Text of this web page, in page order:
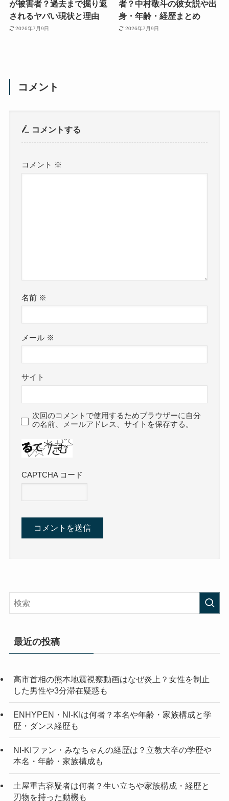
が被害者？過去まで掘り返
されるヤバい現状と理由
2026年7月9日
者？中村敬斗の彼女説や出
身・年齢・経歴まとめ
2026年7月9日
コメント
コメントする
コメント ※
名前 ※
メール ※
サイト
次回のコメントで使用するためブラウザーに自分
の名前、メールアドレス、サイトを保存する。
CAPTCHA コード
最近の投稿
高市首相の熊本地震視察動画はなぜ炎上？女性を制止
した男性や3分滞在疑惑も
ENHYPEN・NI-KIは何者？本名や年齢・家族構成と学
歴・ダンス経歴も
NI-KIファン・みなちゃんの経歴は？立教大卒の学歴や
本名・年齢・家族構成も
土屋重吉容疑者は何者？生い立ちや家族構成・経歴と
刃物を持った動機も